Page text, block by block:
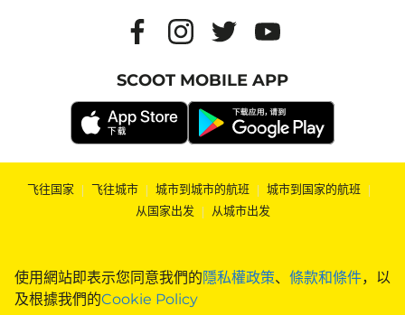
使用網站即表示您同意我們的隱私權政策、 條款和條件，以
及根據我們的Cookie Policy
SCOOT MOBILE APP
飞往国家 | 飞往城市 | 城市到城市的航班 | 城市到国家的航班 |
从国家出发 | 从城市出发